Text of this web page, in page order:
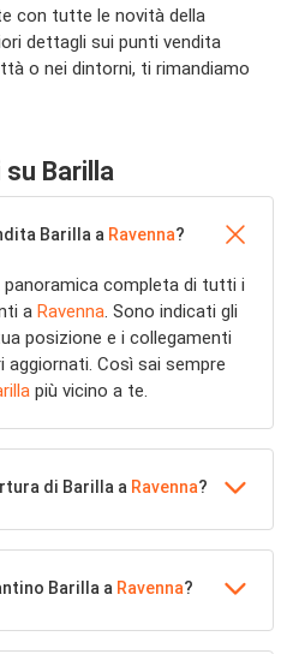
con tutte le novità della
dettagli sui punti vendita
o nei dintorni, ti rimandiamo
Barilla
Barilla a Ravenna?
panoramica completa di tutti i
a Ravenna. Sono indicati gli
posizione e i collegamenti
Così sai sempre
più vicino a te.
di Barilla a Ravenna?
Barilla a Ravenna?